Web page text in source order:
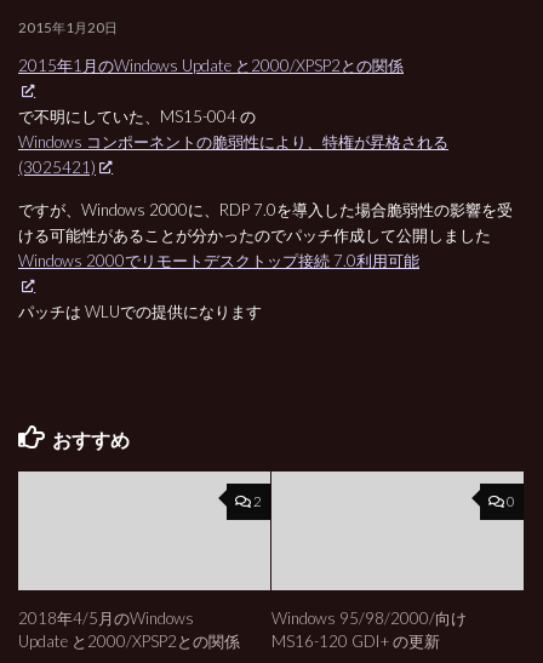
2015年1月20日
2015年1月のWindows Update と2000/XPSP2との関係
で不明にしていた、MS15-004 の
Windows コンポーネントの脆弱性により、特権が昇格される
(3025421)
ですが、Windows 2000に、RDP 7.0を導入した場合脆弱性の影響を受
ける可能性があることが分かったのでパッチ作成して公開しました
Windows 2000でリモートデスクトップ接続 7.0利用可能
パッチは WLUでの提供になります
おすすめ
2
2018年4/5月のWindows
Update と2000/XPSP2との関係
0
Windows 95/98/2000/向け
MS16-120 GDI+ の更新